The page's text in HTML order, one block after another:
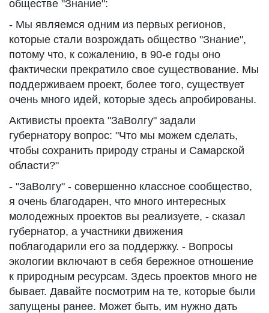
обществе "Знание":
- Мы являемся одним из первых регионов,
которые стали возрождать общество "Знание",
потому что, к сожалению, в 90-е годы оно
фактически прекратило свое существование. Мы
поддерживаем проект, более того, существует
очень много идей, которые здесь апробированы.
Активисты проекта "ЗаВолгу" задали
губернатору вопрос: "Что мы можем сделать,
чтобы сохранить природу страны и Самарской
области?"
- "ЗаВолгу" - совершенно классное сообщество,
я очень благодарен, что много интересных
молодежных проектов вы реализуете, - сказал
губернатор, а участники движения
поблагодарили его за поддержку. - Вопросы
экологии включают в себя бережное отношение
к природным ресурсам. Здесь проектов много не
бывает. Давайте посмотрим на те, которые были
запущены ранее. Может быть, им нужно дать